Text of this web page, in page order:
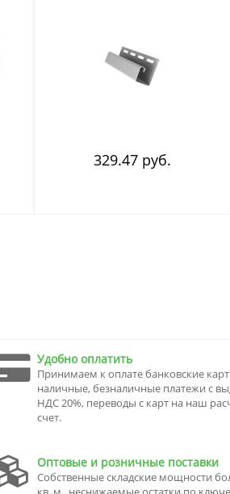
329.47 руб.
Удобно оплатить
Принимаем к оплате банковские
наличные, безналичные платежи с
НДС 20%, переводы с карт на наш
счет.
Оптовые и розничные поставки
Собственные складские мощности